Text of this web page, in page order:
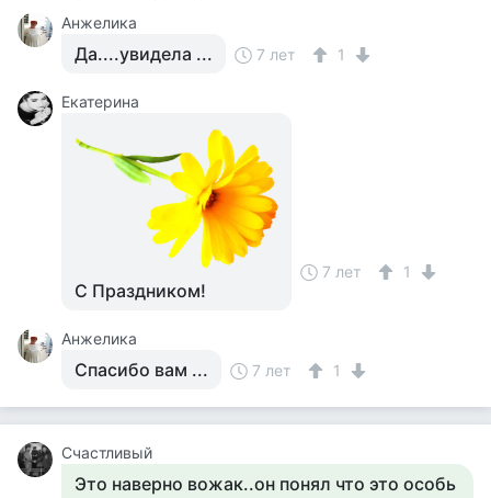
Анжелика
Да....увидела ... 7 лет 1
Екатерина
С Праздником!
7 лет 1
Анжелика
Спасибо вам ... 7 лет 1
Счастливый
Это наверно вожак..он понял что это особь